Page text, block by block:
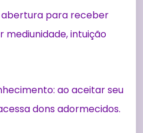
abertura para receber
mediunidade, intuição
ao aceitar seu
dons adormecidos.